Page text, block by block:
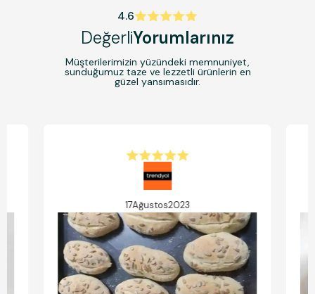
4.6
DeğerliYorumlarınız
Müşterilerimizin yüzündeki memnuniyet,
sunduğumuz taze ve lezzetli ürünlerin en
güzel yansımasıdır.
17Ağustos2023